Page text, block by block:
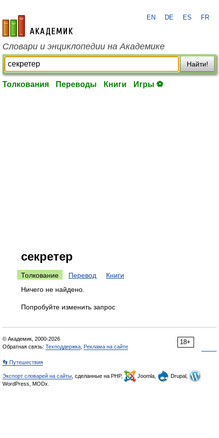
academic.ru
EN DE ES FR
Словари и энциклопедии на Академике
Найти!
Толкования Переводы Книги Игры ⚽
секретер
Толкование Перевод
Книги
Ничего не найдено.
Попробуйте изменить запрос
18+
© Академик, 2000-2026
Обратная связь: Техподдержка Реклама на сайте
👣 Путешествия
Экспорт словарей на сайты , сделанные на PHP, Joomla,
Drupal,
WordPress, MODx.